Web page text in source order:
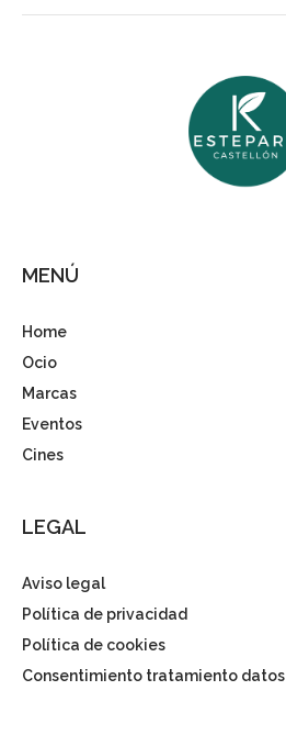
MENÚ
Home
Ocio
Marcas
Eventos
Cines
LEGAL
Aviso legal
Política de privacidad
Política de cookies
Consentimiento tratamiento datos